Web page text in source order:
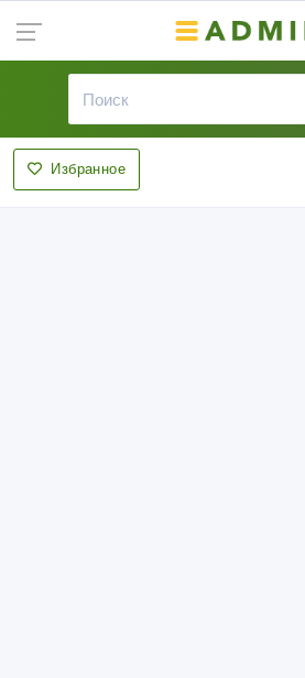
Избранное